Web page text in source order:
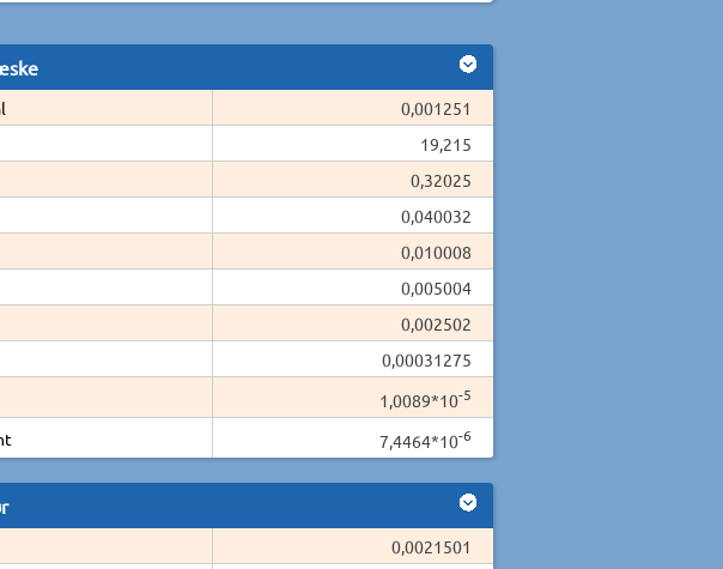
0,001251
19,215
0,32025
0,040032
0,010008
0,005004
0,002502
0,00031275
1,0089*10-5
7,4464*10-6
0,0021501